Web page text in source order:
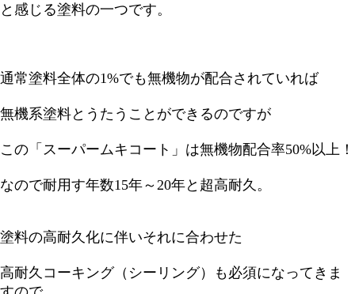
と感じる塗料の一つです。
通常塗料全体の1%でも無機物が配合されていれば
無機系塗料とうたうことができるのですが
この「スーパームキコート」は無機物配合率50%以上！
なので耐用す年数15年～20年と超高耐久。
塗料の高耐久化に伴いそれに合わせた
高耐久コーキング（シーリング）も必須になってきま